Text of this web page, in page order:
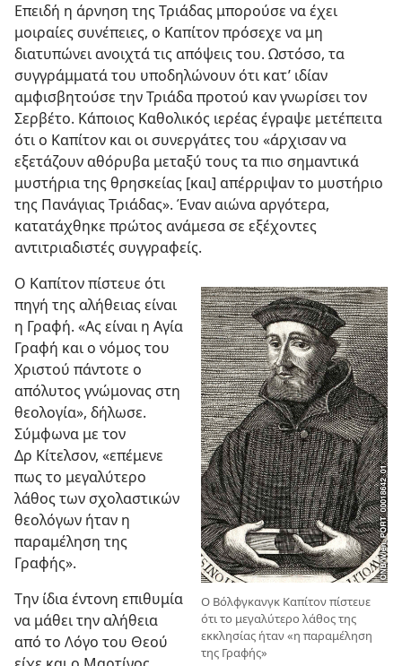
Επειδή η άρνηση της Τριάδας μπορούσε να έχει
μοιραίες συνέπειες, ο Καπίτον πρόσεχε να μη
διατυπώνει ανοιχτά τις απόψεις του. Ωστόσο, τα
συγγράμματά του υποδηλώνουν ότι κατ’ ιδίαν
αμφισβητούσε την Τριάδα προτού καν γνωρίσει τον
Σερβέτο. Κάποιος Καθολικός ιερέας έγραψε μετέπειτα
ότι ο Καπίτον και οι συνεργάτες του «άρχισαν να
εξετάζουν αθόρυβα μεταξύ τους τα πιο σημαντικά
μυστήρια της θρησκείας [και] απέρριψαν το μυστήριο
της Πανάγιας Τριάδας». Έναν αιώνα αργότερα,
κατατάχθηκε πρώτος ανάμεσα σε εξέχοντες
αντιτριαδιστές συγγραφείς.
Ο Βόλφγκανγκ Καπίτον πίστευε
ότι το μεγαλύτερο λάθος της
εκκλησίας ήταν «η παραμέληση
της Γραφής»
Ο Καπίτον πίστευε ότι
πηγή της αλήθειας είναι
η Γραφή. «Ας είναι η Αγία
Γραφή και ο νόμος του
Χριστού πάντοτε ο
απόλυτος γνώμονας στη
θεολογία», δήλωσε.
Σύμφωνα με τον
Δρ Κίτελσον, «επέμενε
πως το μεγαλύτερο
λάθος των σχολαστικών
θεολόγων ήταν η
παραμέληση της
Γραφής».
Την ίδια έντονη επιθυμία
να μάθει την αλήθεια
από το Λόγο του Θεού